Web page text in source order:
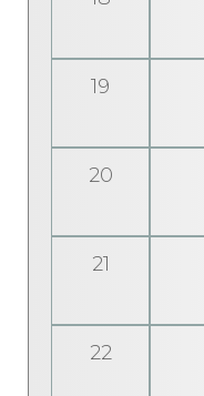
19
20
21
22